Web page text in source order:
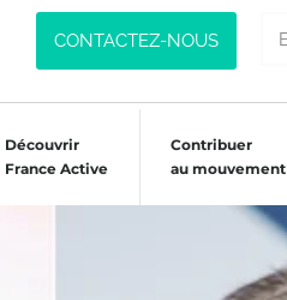
CONTACTEZ-NOUS
Découvrir
France Active
Contribuer
au mouvement